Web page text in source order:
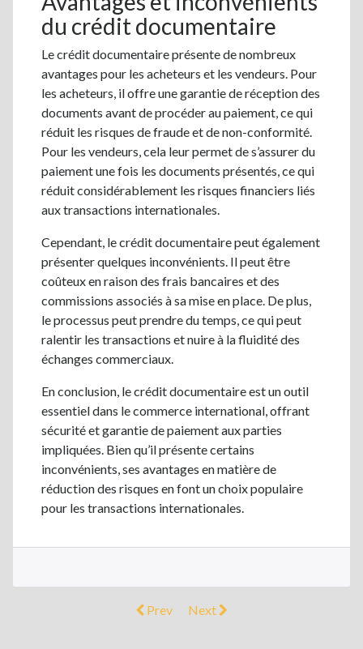
du crédit documentaire
Le crédit documentaire présente de nombreux
avantages pour les acheteurs et les vendeurs. Pour
les acheteurs, il offre une garantie de réception des
documents avant de procéder au paiement, ce qui
réduit les risques de fraude et de non-conformité.
Pour les vendeurs, cela leur permet de s’assurer du
paiement une fois les documents présentés, ce qui
réduit considérablement les risques financiers liés
aux transactions internationales.
Cependant, le crédit documentaire peut également
présenter quelques inconvénients. Il peut être
coûteux en raison des frais bancaires et des
commissions associés à sa mise en place. De plus,
le processus peut prendre du temps, ce qui peut
ralentir les transactions et nuire à la fluidité des
échanges commerciaux.
En conclusion, le crédit documentaire est un outil
essentiel dans le commerce international, offrant
sécurité et garantie de paiement aux parties
impliquées. Bien qu’il présente certains
inconvénients, ses avantages en matière de
réduction des risques en font un choix populaire
pour les transactions internationales.
Prev Next